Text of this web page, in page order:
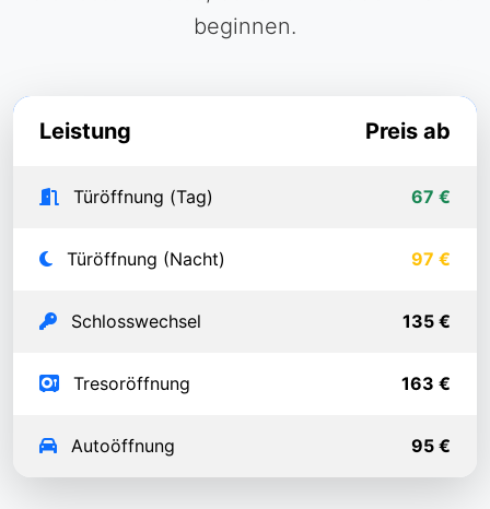
beginnen.
Leistung Preis ab
Türöffnung (Tag) 67 €
Türöffnung (Nacht) 97 €
Schlosswechsel 135 €
Tresoröffnung 163 €
Autoöffnung 95 €